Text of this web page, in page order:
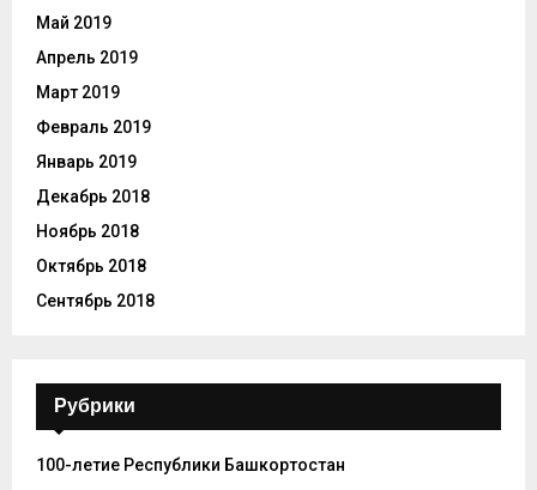
Май 2019
Апрель 2019
Март 2019
Февраль 2019
Январь 2019
Декабрь 2018
Ноябрь 2018
Октябрь 2018
Сентябрь 2018
Рубрики
100-летие Республики Башкортостан